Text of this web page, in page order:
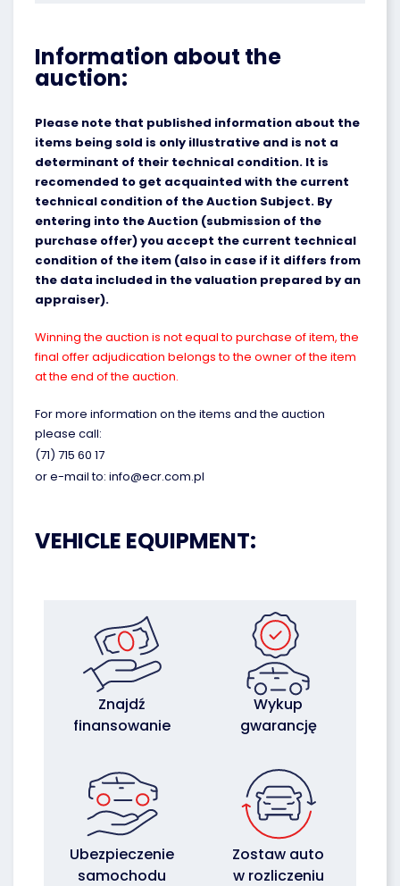
Information about the
auction:
Please note that published information about the
items being sold is only illustrative and is not a
determinant of their technical condition. It is
recomended to get acquainted with the current
technical condition of the Auction Subject. By
entering into the Auction (submission of the
purchase offer) you accept the current technical
condition of the item (also in case if it differs from
the data included in the valuation prepared by an
appraiser).
Winning the auction is not equal to purchase of item, the
final offer adjudication belongs to the owner of the item
at the end of the auction.
For more information on the items and the auction
please call:
(71) 715 60 17
or e-mail to: info@ecr.com.pl
VEHICLE EQUIPMENT:
Znajdź
finansowanie
Wykup
gwarancję
Ubezpieczenie
samochodu
Zostaw auto
w rozliczeniu